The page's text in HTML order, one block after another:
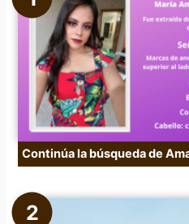
o
Continúa la búsqueda de